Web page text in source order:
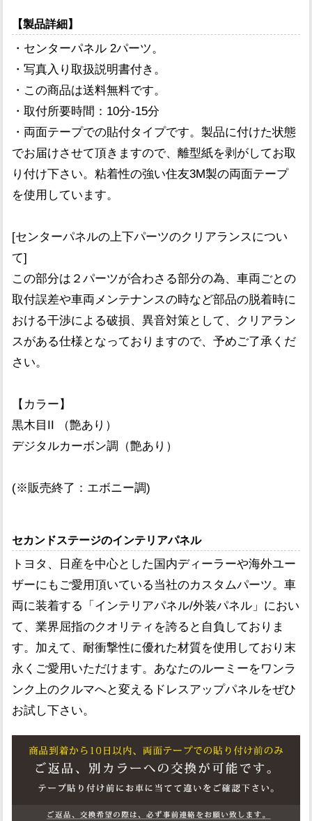
【製品詳細】
・センターパネル 2パーツ。
・写真入り取扱説明書付き。
・この商品は送料無料です。
・取付所要時間：10分-15分
・両面テープでの貼付タイプです。製品に付けた状態
でお届けさせて頂きますので、離型紙を剥がしてお取
り付け下さい。粘着性の強い住友3M製の両面テープ
を使用しています。
[センターパネルの上下パーツのクリアランスについ
て]
この部分は２パーツが合わさる部分の為、車両ごとの
取付誤差や車両メンテナンスの時など部品の脱着時に
おける干渉による破損、異音対策として、クリアラン
スがある仕様となっておりますので、予めご了承くだ
さい。
【カラー】
黒木目II （艶あり）
デジタルカーボン調（艶あり）
(※販売終了：エボニー調)
セカンドステージのインテリアパネル
トヨタ、日産を中心とした国内ディーラーや海外ユー
ザーにもご愛用頂いている当社のカスタムパーツ。車
両に装着する「インテリアパネル/外装パネル」におい
て、業界屈指のクオリティを誇ると自負しておりま
す。加えて、耐衝撃性に優れた材質を使用しており末
永くご愛用いただけます。あなたのルーミーをワンラ
ンク上のクルマへと変えるドレスアップパネルをぜひ
お試し下さい。